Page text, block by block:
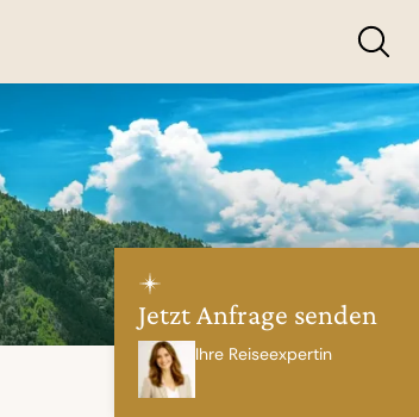
Jetzt Anfrage senden
Ihre Reiseexpertin